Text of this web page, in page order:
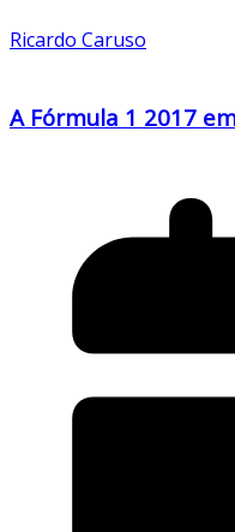
Ricardo Caruso
A Fórmula 1 2017